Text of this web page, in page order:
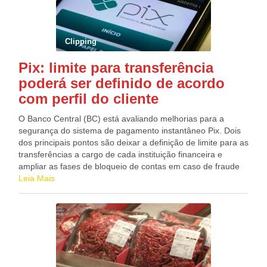
credenciadas pela Caixa, em todo o país ou pela Internet.
A aposta simples, com seis dezenas marcadas, custa R$
Clipping
Pix: limite para transferência
poderá ser definido de acordo
com perfil do cliente
O Banco Central (BC) está avaliando melhorias para a
segurança do sistema de pagamento instantâneo Pix. Dois
dos principais pontos são deixar a definição de limite para as
transferências a cargo de cada instituição financeira e
ampliar as fases de bloqueio de contas em caso de fraude
reportada. As sugestões foram apresentadas pelo grupo de
pagamentos. Como “dono” do produto, é o BC que
determina as regras de operação e fiscaliza a operação do
Pix. A preocupação com segurança é grande por duas
razões principais: evitar que o sistema perda credibilidade
por causa de vazamento de chaves e o aumento de golpes
que usam da engenharia social para solicitar transferências
Leia Mais